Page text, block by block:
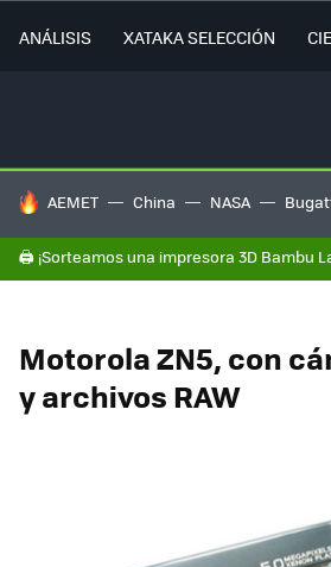
ANÁLISIS XATAKA SELECCIÓN
HOY SE HABLA DE
AEMET China NASA
🖨️ ¡Sorteamos una impresora 3D Bambu
Motorola ZN5, con
y archivos RAW